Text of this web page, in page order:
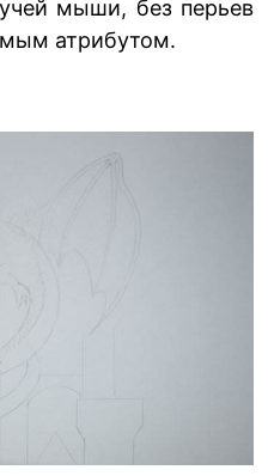
мыши, без перьев
атрибутом.